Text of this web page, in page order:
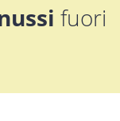
fuori